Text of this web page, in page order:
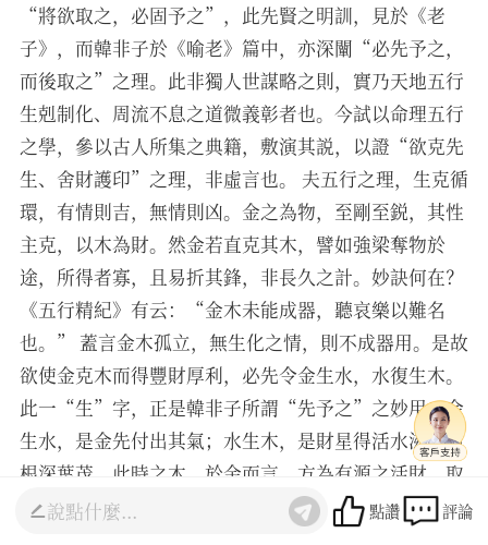
“將欲取之，必固予之”，此先賢之明訓，見於《老
子》，而韓非子於《喻老》篇中，亦深闡“必先予之，
而後取之”之理。此非獨人世謀略之則，實乃天地五行
生剋制化、周流不息之道微義彰者也。今試以命理五行
之學，參以古人所集之典籍，敷演其説，以證“欲克先
生、舍財護印”之理，非虛言也。 夫五行之理，生克循
環，有情則吉，無情則凶。金之為物，至剛至鋭，其性
主克，以木為財。然金若直克其木，譬如強梁奪物於
途，所得者寡，且易折其鋒，非長久之計。妙訣何在？
《五行精紀》有云：“金木未能成器，聽哀樂以難名
也。” 蓋言金木孤立，無生化之情，則不成器用。是故
欲使金克木而得豐財厚利，必先令金生水，水復生木。
此一“生”字，正是韓非子所謂“先予之”之妙用。金
生水，是金先付出其氣；水生木，是財星得活水滋養而
根深葉茂。此時之木，於金而言，方為有源之活財，取
之不盡，非竭澤而漁之比也。此即“因資而立功”之
點讚 評論